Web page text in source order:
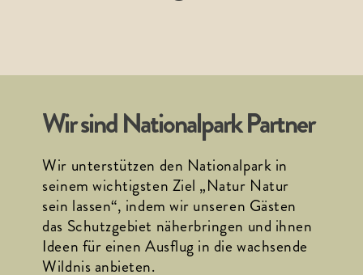
Wir sind Nationalpark Partner
Wir unterstützen den Nationalpark in
seinem wichtigsten Ziel „Natur Natur
sein lassen“, indem wir unseren Gästen
das Schutzgebiet näherbringen und ihnen
Ideen für einen Ausflug in die wachsende
Wildnis anbieten.